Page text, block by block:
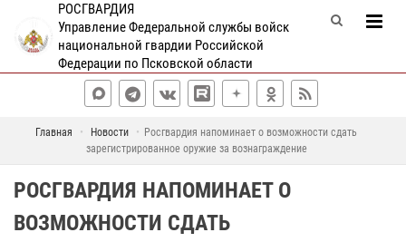
РОСГВАРДИЯ
Управление Федеральной службы войск
национальной гвардии Российской
Федерации по Псковской области
Главная Новости
Росгвардия напоминает о возможности сдать
зарегистрированное оружие за вознаграждение
РОСГВАРДИЯ НАПОМИНАЕТ О
ВОЗМОЖНОСТИ СДАТЬ